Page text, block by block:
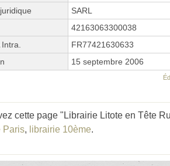
SARL
42163063300038
FR77421630633
15 septembre 2006
cette page "Librairie Litote en Tête
Paris, librairie 10ème.